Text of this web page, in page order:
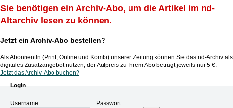
Sie benötigen ein Archiv-Abo, um die Artikel im nd-
Altarchiv lesen zu können.
Jetzt ein Archiv-Abo bestellen?
Als AbonnentIn (Print, Online und Kombi) unserer Zeitung können Sie das nd-Archiv als
digitales Zusatzangebot nutzen, der Aufpreis zu Ihrem Abo beträgt jeweils nur 5 €.
Jetzt das Archiv-Abo buchen?
Login
Username Passwort